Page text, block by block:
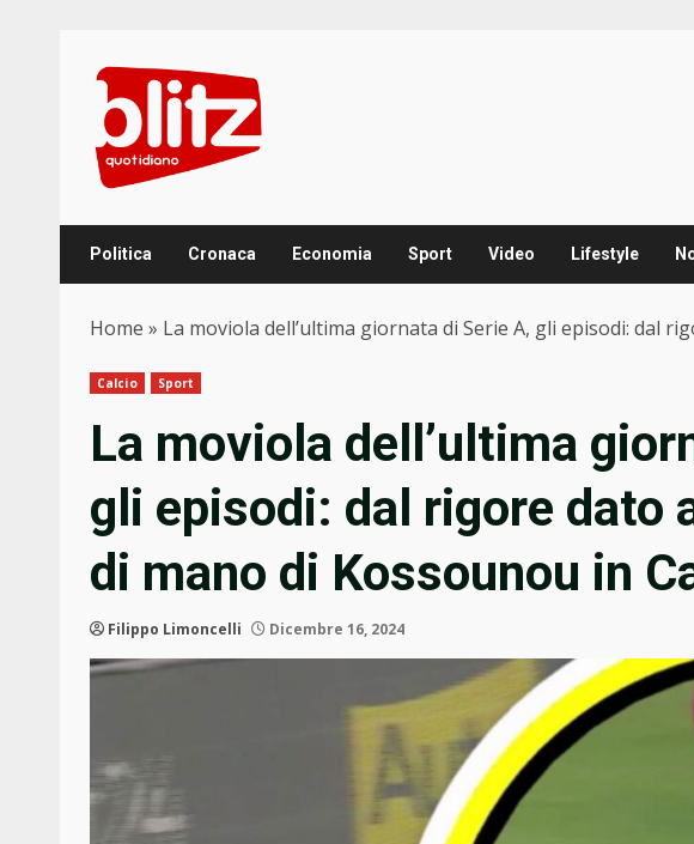
content
Politica Cronaca Economia Sport Video Lifestyle
Home » La moviola dell’ultima giornata di Serie A, gli episodi: dal
Calcio Sport
La moviola dell’ultima
gli episodi: dal rigore dato
di mano di Kossounou in
Filippo Limoncelli Dicembre 16, 2024